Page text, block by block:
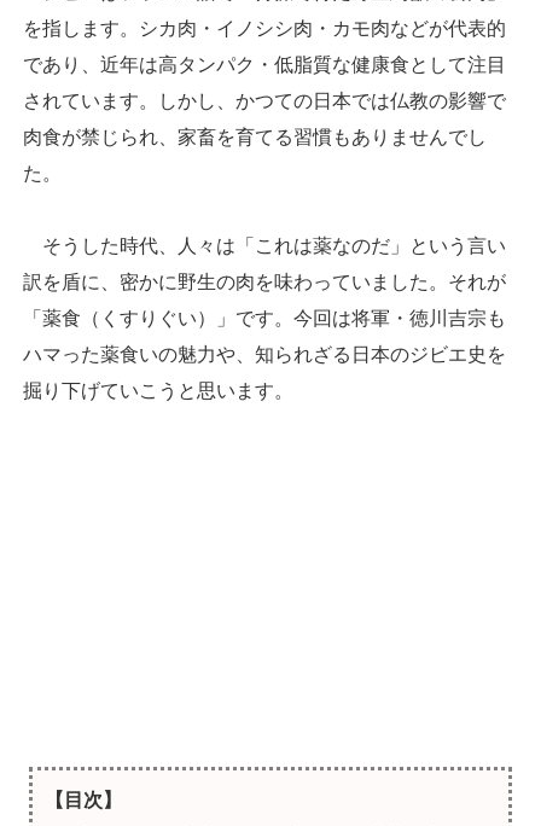
を指します。シカ肉・イノシシ肉・カモ肉などが代表的
であり、近年は高タンパク・低脂質な健康食として注目
されています。しかし、かつての日本では仏教の影響で
肉食が禁じられ、家畜を育てる習慣もありませんでし
た。
そうした時代、人々は「これは薬なのだ」という言い
訳を盾に、密かに野生の肉を味わっていました。それが
「薬食（くすりぐい）」です。今回は将軍・徳川吉宗も
ハマった薬食いの魅力や、知られざる日本のジビエ史を
掘り下げていこうと思います。
【目次】